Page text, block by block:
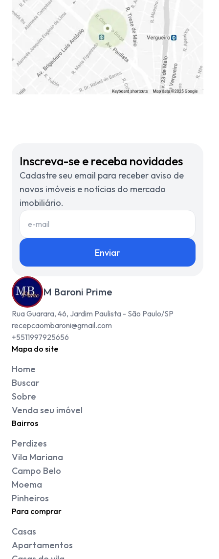
Inscreva-se e receba novidades
Cadastre seu email para receber aviso de
novos imóveis e notícias do mercado
imobiliário.
Enviar
M Baroni Prime
Rua Guarara, 46, Jardim Paulista - São Paulo/SP
recepcaombaroni@gmail.com
+5511997925656
Mapa do site
Home
Buscar
Sobre
Venda seu imóvel
Bairros
Perdizes
Vila Mariana
Campo Belo
Moema
Pinheiros
Para comprar
Casas
Apartamentos